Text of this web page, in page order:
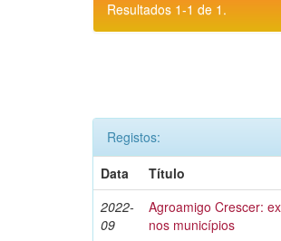
Resultados 1-1 de 1.
Registos:
Data
Título
2022-
09
Agroamigo Crescer:
nos municípios